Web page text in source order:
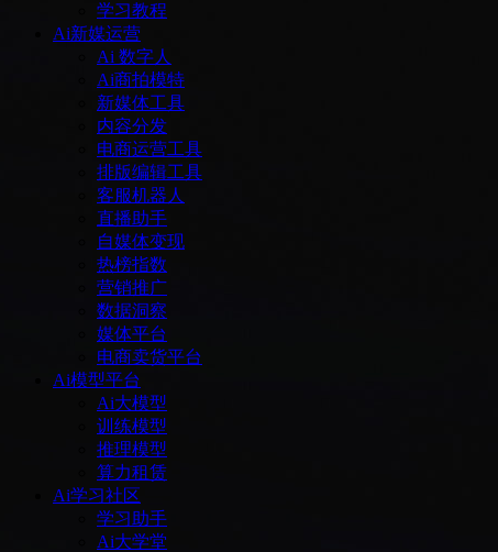
学习教程
Ai新媒运营
Ai 数字人
Ai商拍模特
新媒体工具
内容分发
电商运营工具
排版编辑工具
客服机器人
直播助手
自媒体变现
热榜指数
营销推广
数据洞察
媒体平台
电商卖货平台
Ai模型平台
Ai大模型
训练模型
推理模型
算力租赁
Ai学习社区
学习助手
Ai大学堂